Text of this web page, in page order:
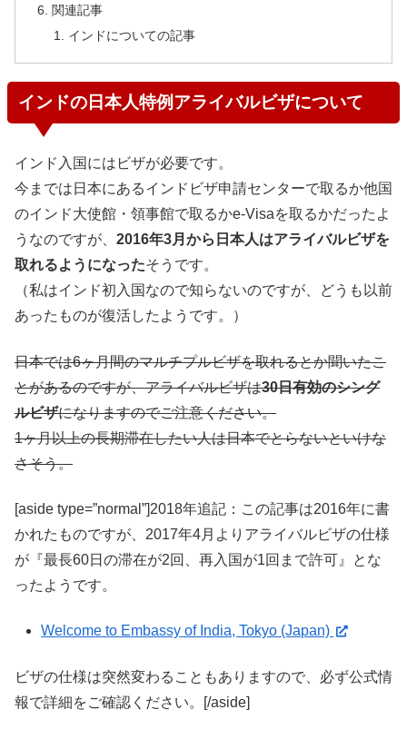
関連記事
インドについての記事
インドの日本人特例アライバルビザについて
インド入国にはビザが必要です。
今までは日本にあるインドビザ申請センターで取るか他国
のインド大使館・領事館で取るかe-Visaを取るかだったよ
うなのですが、 2016年3月から日本人はアライバルビザを
取れるようになったそうです。
（私はインド初入国なので知らないのですが、どうも以前
あったものが復活したようです。）
日本では6ヶ月間のマルチプルビザを取れるとか聞いたこ
とがあるのですが、アライバルビザは30日有効のシング
ルビザになりますのでご注意ください。
1ヶ月以上の長期滞在したい人は日本でとらないといけな
さそう。
[aside type=”normal”]2018年追記：この記事は2016年に書
かれたものですが、2017年4月よりアライバルビザの仕様
が『最長60日の滞在が2回、再入国が1回まで許可』とな
ったようです。
Welcome to Embassy of India, Tokyo (Japan)
ビザの仕様は突然変わることもありますので、必ず公式情
報で詳細をご確認ください。[/aside]